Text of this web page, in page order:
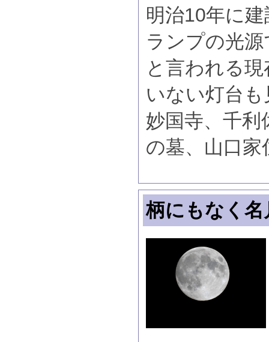
明治10年に
ランプの光
と言われる
いない灯台
妙国寺、千利
の墓、山口
柄にもなく